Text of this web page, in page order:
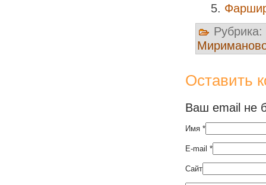
Рубрика:
Оставить
Ваш email не
Имя *
E-mail *
Сайт